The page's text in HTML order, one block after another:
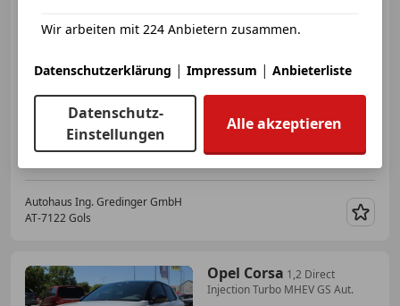
1
04/2026 15 km Diesel 96 kW (131 PS)
Autohaus Ing. Gredinger GmbH
AT-7122 Gols
Opel Corsa 1,2 Direct
Injection Turbo MHEV GS Aut.
Wir arbeiten mit 224 Anbietern zusammen.
Datenschutzerklärung | Impressum | Anbieterliste
Datenschutz-
Einstellungen
Alle akzeptieren